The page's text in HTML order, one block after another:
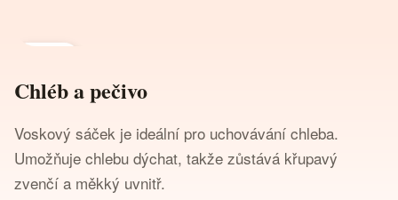
Chléb a pečivo
Voskový sáček je ideální pro uchovávání chleba.
Umožňuje chlebu dýchat, takže zůstává křupavý
zvenčí a měkký uvnitř.